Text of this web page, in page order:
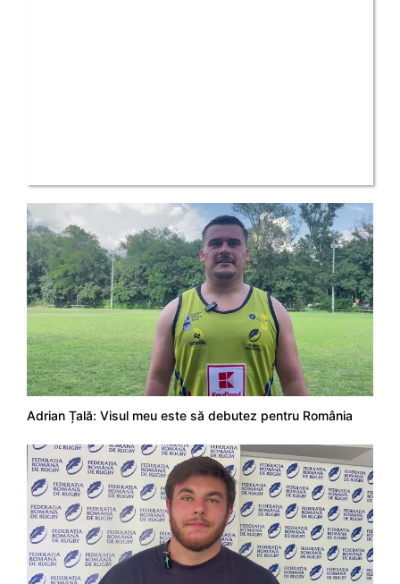
Adrian Țală: Visul meu este să debutez pentru România